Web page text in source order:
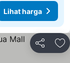
Lihat harga
Bagikan